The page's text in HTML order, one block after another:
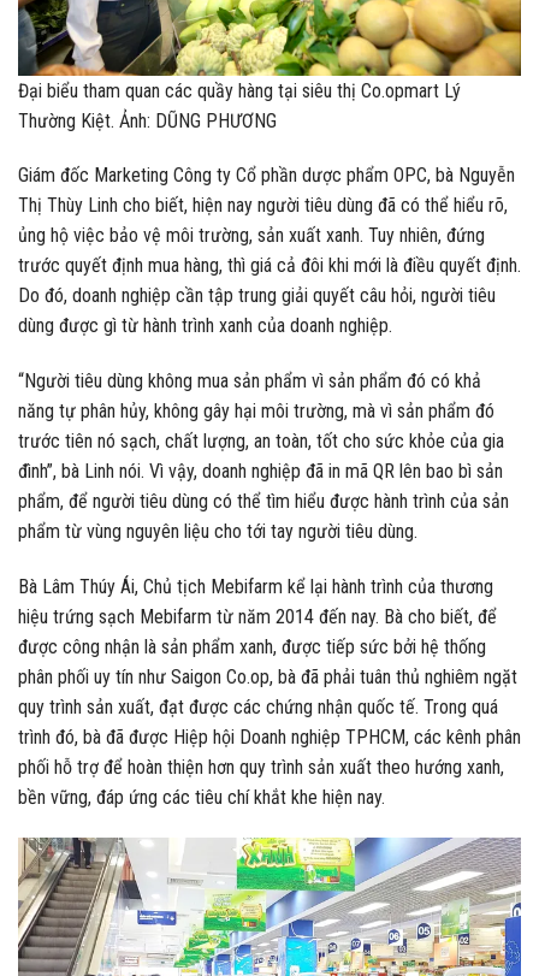
Đại biểu tham quan các quầy hàng tại siêu thị Co.opmart Lý
Thường Kiệt. Ảnh: DŨNG PHƯƠNG
Giám đốc Marketing Công ty Cổ phần dược phẩm OPC, bà Nguyễn
Thị Thùy Linh cho biết, hiện nay người tiêu dùng đã có thể hiểu rõ,
ủng hộ việc bảo vệ môi trường, sản xuất xanh. Tuy nhiên, đứng
trước quyết định mua hàng, thì giá cả đôi khi mới là điều quyết định.
Do đó, doanh nghiệp cần tập trung giải quyết câu hỏi, người tiêu
dùng được gì từ hành trình xanh của doanh nghiệp.
“Người tiêu dùng không mua sản phẩm vì sản phẩm đó có khả
năng tự phân hủy, không gây hại môi trường, mà vì sản phẩm đó
trước tiên nó sạch, chất lượng, an toàn, tốt cho sức khỏe của gia
đình”, bà Linh nói. Vì vậy, doanh nghiệp đã in mã QR lên bao bì sản
phẩm, để người tiêu dùng có thể tìm hiểu được hành trình của sản
phẩm từ vùng nguyên liệu cho tới tay người tiêu dùng.
Bà Lâm Thúy Ái, Chủ tịch Mebifarm kể lại hành trình của thương
hiệu trứng sạch Mebifarm từ năm 2014 đến nay. Bà cho biết, để
được công nhận là sản phẩm xanh, được tiếp sức bởi hệ thống
phân phối uy tín như Saigon Co.op, bà đã phải tuân thủ nghiêm ngặt
quy trình sản xuất, đạt được các chứng nhận quốc tế. Trong quá
trình đó, bà đã được Hiệp hội Doanh nghiệp TPHCM, các kênh phân
phối hỗ trợ để hoàn thiện hơn quy trình sản xuất theo hướng xanh,
bền vững, đáp ứng các tiêu chí khắt khe hiện nay.